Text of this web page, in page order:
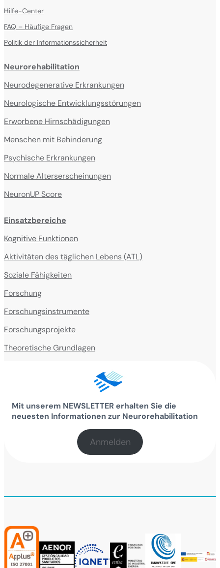
Hilfe-Center
FAQ – Häufige Fragen
Politik der Informationssicherheit
Neurorehabilitation
Neurodegenerative Erkrankungen
Neurologische Entwicklungsstörungen
Erworbene Hirnschädigungen
Menschen mit Behinderung
Psychische Erkrankungen
Normale Alterserscheinungen
NeuronUP Score
Einsatzbereiche
Kognitive Funktionen
Aktivitäten des täglichen Lebens (ATL)
Soziale Fähigkeiten
Forschung
Forschungsinstrumente
Forschungsprojekte
Theoretische Grundlagen
Mit unserem NEWSLETTER erhalten Sie die
neuesten Informationen zur Neurorehabilitation
Anmelden